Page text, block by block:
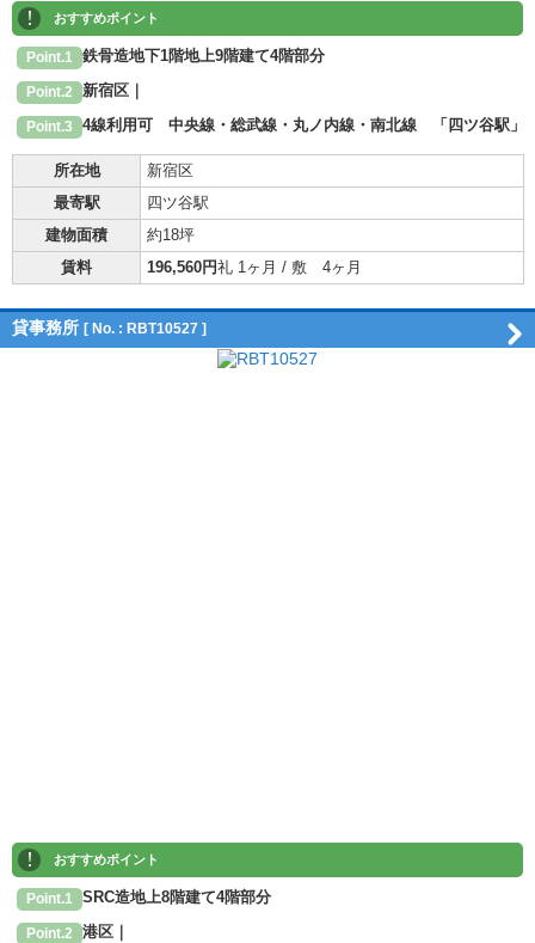
! おすすめポイント
Point.1 鉄骨造地下1階地上9階建て4階部分
Point.2 新宿区｜
Point.3 4線利用可 中央線・総武線・丸ノ内線・南北線 「四ツ谷駅」
所在地
新宿区
最寄駅
四ツ谷駅
建物面積
約18坪
賃料
196,560円礼 1ヶ月 / 敷 4ヶ月
貸事務所 [ No. : RBT10527 ]
! おすすめポイント
Point.1 SRC造地上8階建て4階部分
Point.2 港区｜